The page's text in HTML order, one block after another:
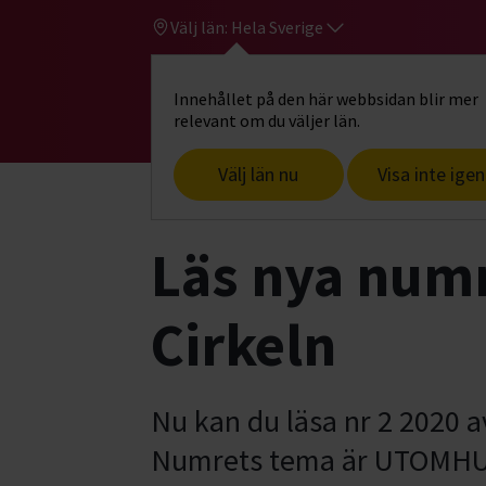
Välj län: Hela Sverige
Innehållet på den här webbsidan blir mer
relevant om du väljer län.
Välj län nu Visa inte igen
Gå till studiefrämjandets startsida
Start Om oss Aktuellt Läs nya
Läs nya
Cirkeln
Nu kan du läsa nr 2 2020
Numrets tema är